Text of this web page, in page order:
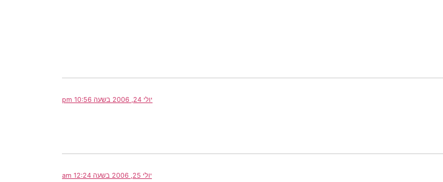
יולי 24, 2006 בשעה 10:56 pm
יולי 25, 2006 בשעה 12:24 am